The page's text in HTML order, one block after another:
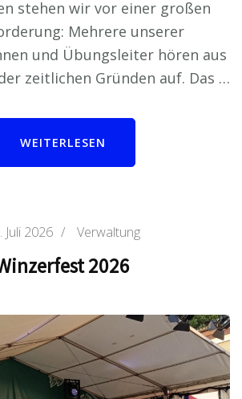
stehen wir vor einer großen
Mehrere unserer
und Übungsleiter hören aus
zeitlichen Gründen auf. Das …
WEITERLESEN
Juli 2026 / Verwaltung
2026